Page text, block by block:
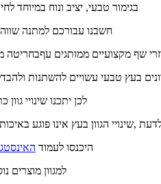
בגימור טבעי, יציב ונוח במיוחד
חשבנו עבורכם למתנה שווה
שף מקצועיים ממותגים
בעץ טבעי עשויים להשתנות
לכן יתכנו שינויי
,שינויי הגוון בעץ אינו פוגע
היכנסו לעמוד
למגוון מוצרים